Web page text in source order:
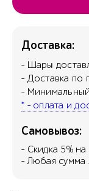
Доставка:
- Шары
- Доставка по
-
* - оплата и
Самовывоз:
- Скидка 5%
- Любая сумма